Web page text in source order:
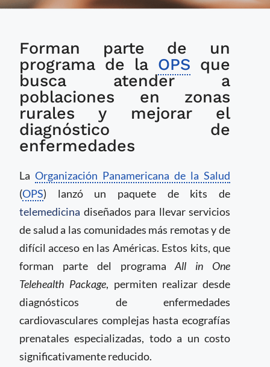
telemedicina para
llevar atención médica
a zonas remotas de la
región
Forman parte de un
programa de la OPS que
busca atender a
poblaciones en zonas
rurales y mejorar el
diagnóstico de
enfermedades
La Organización Panamericana de la Salud
(OPS) lanzó un paquete de kits de
telemedicina diseñados para llevar servicios
de salud a las comunidades más remotas y de
difícil acceso en las Américas. Estos kits, que
forman parte del programaAll in One
Telehealth Package, permiten realizar desde
diagnósticos de enfermedades
cardiovasculares complejas hasta ecografías
prenatales especializadas, todo a un costo
significativamente reducido.